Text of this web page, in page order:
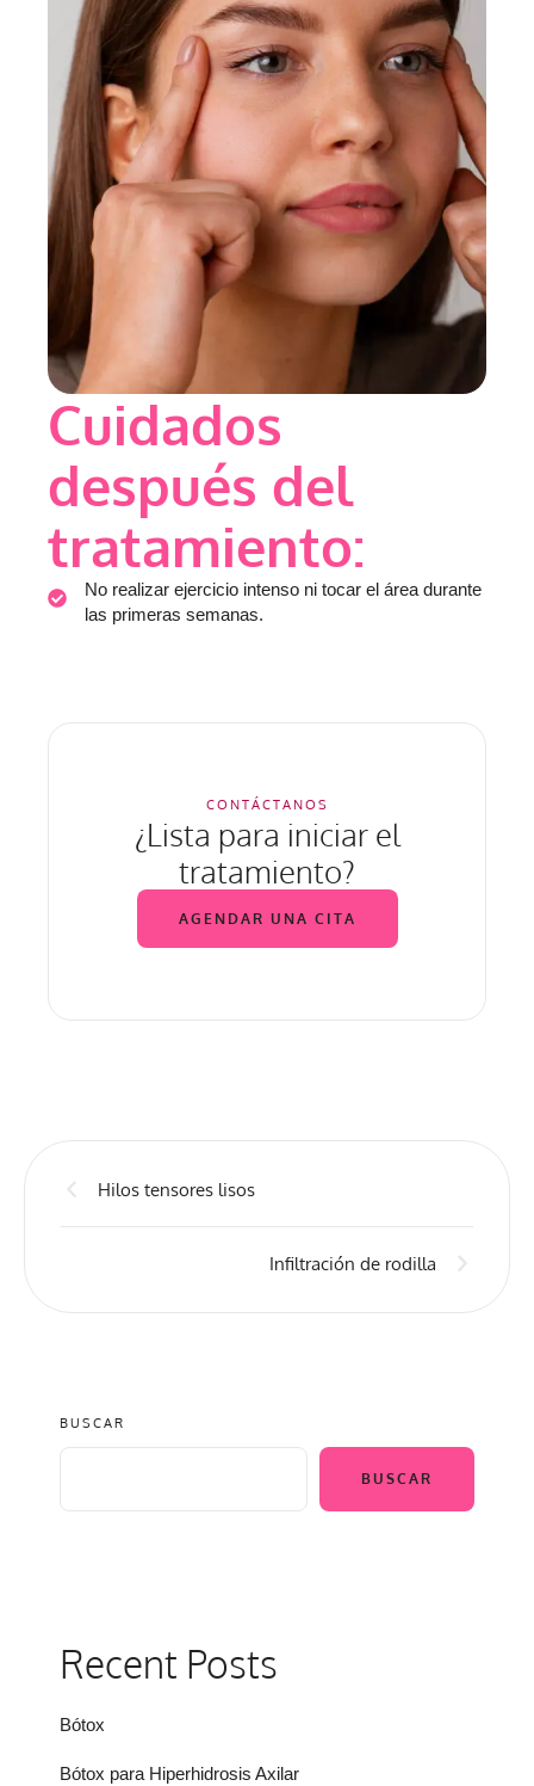
Cuidados
después del
tratamiento:
No realizar ejercicio intenso ni tocar el área durante
las primeras semanas.
CONTÁCTANOS
¿Lista para iniciar el
tratamiento?
AGENDAR UNA CITA
Hilos tensores lisos
Infiltración de rodilla
BUSCAR
BUSCAR
Recent Posts
Bótox
Bótox para Hiperhidrosis Axilar